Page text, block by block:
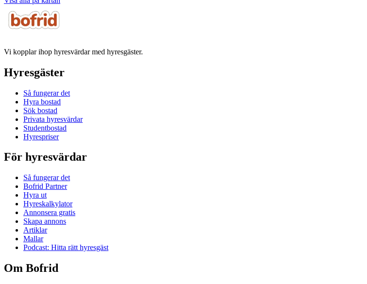
Vi kopplar ihop hyresvärdar med hyresgäster.
Hyresgäster
Så fungerar det
Hyra bostad
Sök bostad
Privata hyresvärdar
Studentbostad
Hyrespriser
För hyresvärdar
Så fungerar det
Bofrid Partner
Hyra ut
Hyreskalkylator
Annonsera gratis
Skapa annons
Artiklar
Mallar
Podcast: Hitta rätt hyresgäst
Om Bofrid